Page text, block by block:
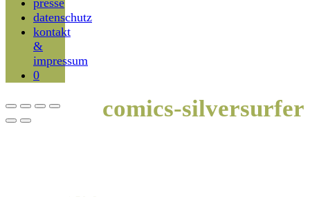
presse
datenschutz
kontakt
&
impressum
0
comics-silversurfer